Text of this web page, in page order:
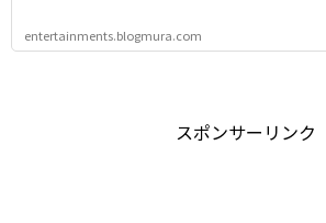
entertainments.blogmura.com
スポンサーリンク